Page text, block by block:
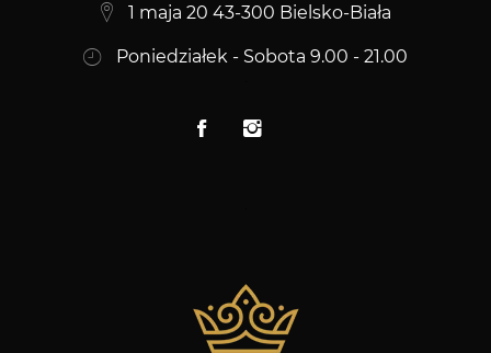
1 maja 20 43-300 Bielsko-Biała
Poniedziałek - Sobota 9.00 - 21.00